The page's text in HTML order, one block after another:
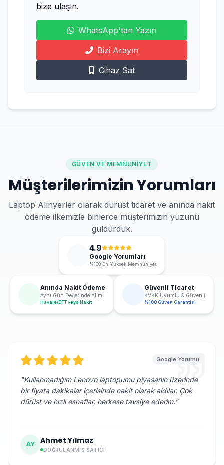
bize ulaşın.
WhatsApp'tan Yazın
Bizi Arayın
Cihaz Sat
GÜVEN VE MEMNUNIYET
Müşterilerimizin Yorumları
Laptop Alınyerler olarak dürüst ticaret ve anında nakit
ödeme ilkemizle binlerce müşterimizin yüzünü
güldürdük.
4.9
Google Yorumları
%100 En Yüksek Memnuniyet
Anında Nakit Ödeme
Aynı Gün Değerinde Alım
Havale/EFT veya Nakit
Güvenli Ticaret
KVKK Uyumlu & Güvenli
%100 Güven Garantisi
Google Yorumu
"Kullanmadığım Lenovo laptopumu piyasanın üzerinde
bir fiyata dakikalar içerisinde nakit olarak aldılar. Çok
dürüst ve hızlı esnaflar, herkese tavsiye ederim."
AY Ahmet Yılmaz
DOĞRULANMIŞ SATICI